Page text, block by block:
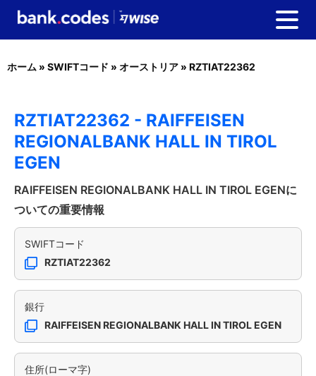
ホーム » SWIFTコード » オーストリア » RZTIAT22362
RZTIAT22362 - RAIFFEISEN
REGIONALBANK HALL IN TIROL
EGEN
RAIFFEISEN REGIONALBANK HALL IN TIROL EGENに
ついての重要情報
SWIFTコード
RZTIAT22362
銀行
RAIFFEISEN REGIONALBANK HALL IN TIROL EGEN
住所(ローマ字)